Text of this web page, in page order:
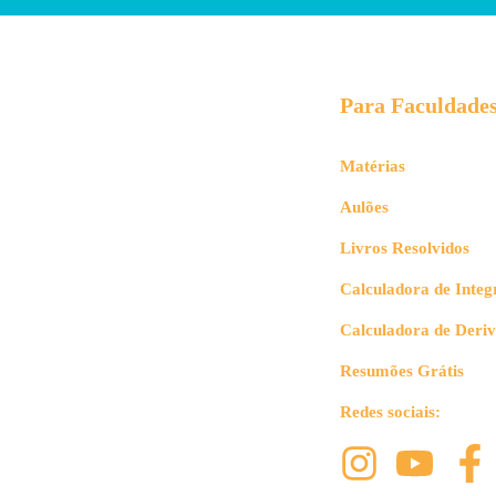
Para
Matérias
Aulões
Livros Resolvidos
Calculadora de
Calculadora de
Resumões Grátis
Redes sociais: